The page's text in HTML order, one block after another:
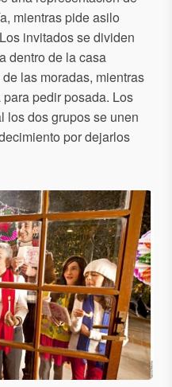
mientras pide asilo
invitados se dividen
dentro de la casa
las moradas, mientras
pedir posada. Los
los dos grupos se unen
por dejarlos